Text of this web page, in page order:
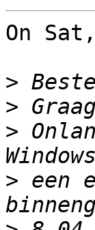
On
>
>
>
> een